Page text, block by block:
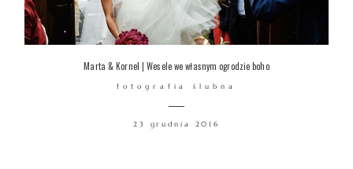
Marta & Kornel | Wesele we własnym ogrodzie boho
fotografia ślubna
23 grudnia 2016
© COPYRIGHT ŁUKASZ OSTROWSKI